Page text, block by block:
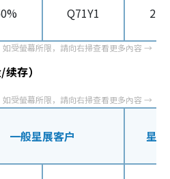
Q71Y1
存）
一般星展客户 星